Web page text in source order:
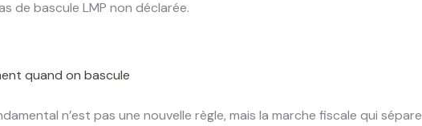
de bascule LMP non déclarée.
quand on bascule
n’est pas une nouvelle règle, mais la marche fiscale qui sépare